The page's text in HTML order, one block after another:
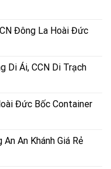
Đông La Hoài Đức
Di Ái, CCN Di Trạch
Đức Bốc Container
An Khánh Giá Rẻ